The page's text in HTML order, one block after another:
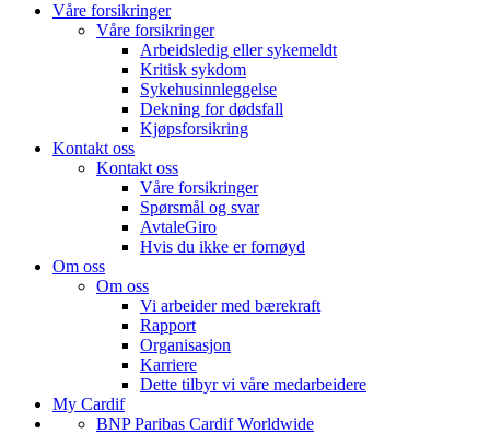
Våre forsikringer
Våre forsikringer
Arbeidsledig eller sykemeldt
Kritisk sykdom
Sykehusinnleggelse
Dekning for dødsfall
Kjøpsforsikring
Kontakt oss
Kontakt oss
Våre forsikringer
Spørsmål og svar
AvtaleGiro
Hvis du ikke er fornøyd
Om oss
Om oss
Vi arbeider med bærekraft
Rapport
Organisasjon
Karriere
Dette tilbyr vi våre medarbeidere
My Cardif
BNP Paribas Cardif Worldwide